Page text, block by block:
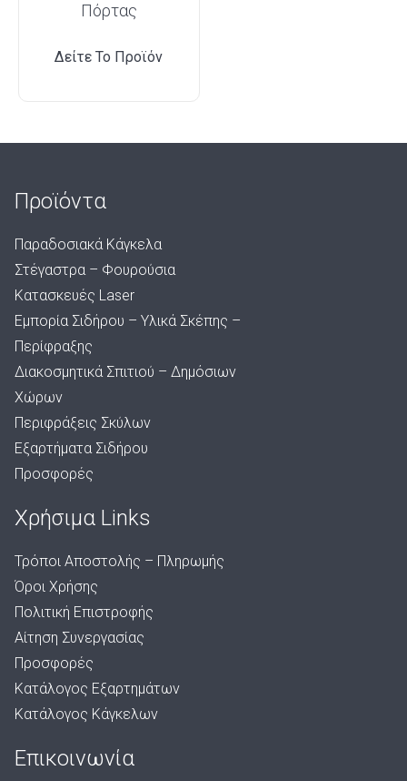
Πόρτας
Δείτε Το Προϊόν
Προϊόντα
Παραδοσιακά Κάγκελα
Στέγαστρα – Φουρούσια
Κατασκευές Laser
Εμπορία Σιδήρου – Υλικά Σκέπης –
Περίφραξης
Διακοσμητικά Σπιτιού – Δημόσιων
Χώρων
Περιφράξεις Σκύλων
Εξαρτήματα Σιδήρου
Προσφορές
Χρήσιμα Links
Τρόποι Αποστολής – Πληρωμής
Όροι Χρήσης
Πολιτική Επιστροφής
Αίτηση Συνεργασίας
Προσφορές
Κατάλογος Εξαρτημάτων
Κατάλογος Κάγκελων
Επικοινωνία